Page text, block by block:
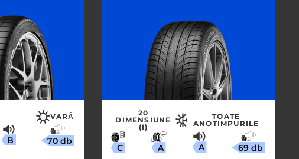
VARĂ
B 70 db
20
DIMENSIUNE
(I)
TOATE
ANOTIMPURILE
C A A 69 db